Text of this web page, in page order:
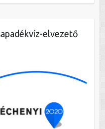
elvezető